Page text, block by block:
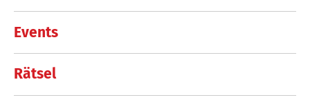
Events
Rätsel